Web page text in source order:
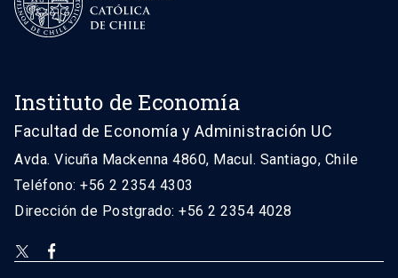
Instituto de Economía
Facultad de Economía y Administración UC
Avda. Vicuña Mackenna 4860, Macul. Santiago, Chile
Teléfono: +56 2 2354 4303
Dirección de Postgrado: +56 2 2354 4028